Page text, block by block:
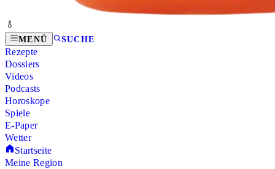
MENÜ SUCHE
Rezepte
Dossiers
Videos
Podcasts
Horoskope
Spiele
E-Paper
Wetter
Startseite
Meine Region